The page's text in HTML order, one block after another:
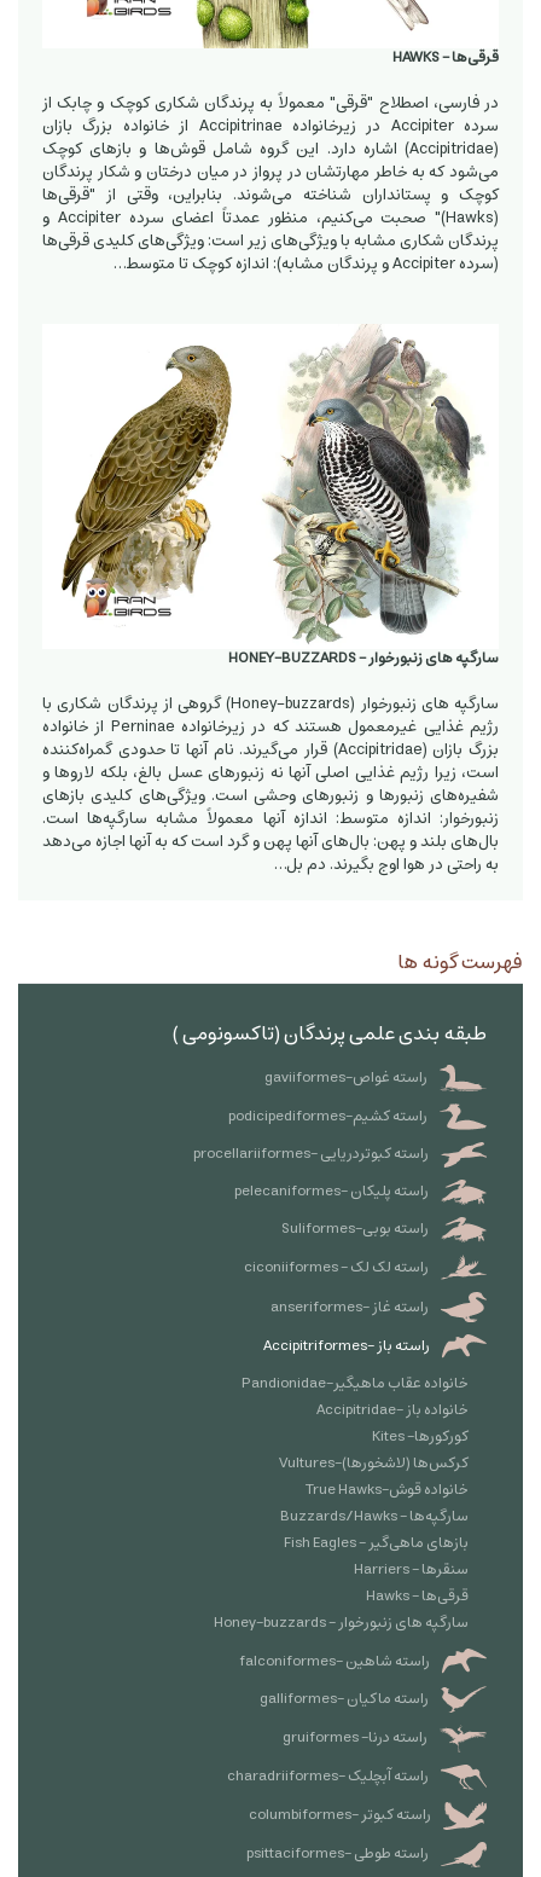
قرقی‌ها - HAWKS
در فارسی، اصطلاح "قرقی" معمولاً به پرندگان شکاری کوچک و چابک از
سرده Accipiter در زیرخانواده Accipitrinae از خانواده بزرگ بازان
(Accipitridae) اشاره دارد. این گروه شامل قوش‌ها و بازهای کوچک
می‌شود که به خاطر مهارتشان در پرواز در میان درختان و شکار پرندگان
کوچک و پستانداران شناخته می‌شوند. بنابراین، وقتی از "قرقی‌ها
(Hawks)" صحبت می‌کنیم، منظور عمدتاً اعضای سرده Accipiter و
پرندگان شکاری مشابه با ویژگی‌های زیر است: ویژگی‌های کلیدی قرقی‌ها
(سرده Accipiter و پرندگان مشابه): اندازه کوچک تا متوسط…
سارگپه های زنبورخوار - HONEY-BUZZARDS
سارگپه های زنبورخوار (Honey-buzzards) گروهی از پرندگان شکاری با
رژیم غذایی غیرمعمول هستند که در زیرخانواده Perninae از خانواده
بزرگ بازان (Accipitridae) قرار می‌گیرند. نام آنها تا حدودی گمراه‌کننده
است، زیرا رژیم غذایی اصلی آنها نه زنبورهای عسل بالغ، بلکه لاروها و
شفیره‌های زنبورها و زنبورهای وحشی است. ویژگی‌های کلیدی بازهای
زنبورخوار: اندازه متوسط: اندازه آنها معمولاً مشابه سارگپه‌ها است.
بال‌های بلند و پهن: بال‌های آنها پهن و گرد است که به آنها اجازه می‌دهد
به راحتی در هوا اوج بگیرند. دم بل…
فهرست گونه ها
طبقه بندی علمی پرندگان (تاکسونومی )
راسته غواص-gaviiformes
راسته کشیم-podicipediformes
راسته کبوتردریایی -procellariiformes
راسته پلیکان -pelecaniformes
راسته بوبی-Suliformes
راسته لک لک - ciconiiformes
راسته غاز -anseriformes
راسته باز -Accipitriformes
خانواده عقاب ماهیگیر-Pandionidae
خانواده باز -Accipitridae
کورکورها- Kites
کرکس‌ها (لاشخورها)-Vultures
خانواده قوش-True Hawks
سارگپه‌ها - Buzzards/Hawks
بازهای ماهی‌گیر - Fish Eagles
سنقرها - Harriers
قرقی‌ها - Hawks
سارگپه های زنبورخوار - Honey-buzzards
راسته شاهین -falconiformes
راسته ماکیان -galliformes
راسته درنا- gruiformes
راسته آبچلیک -charadriiformes
راسته کبوتر -columbiformes
راسته طوطی -psittaciformes